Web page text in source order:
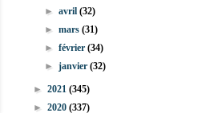
►avril(32)
►mars(31)
►février(34)
►janvier(32)
► 2021 (345)
► 2020 (337)